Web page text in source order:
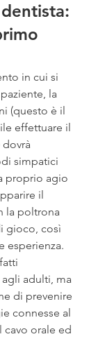
in cui si
la
(questo è il
effettuare il
simpatici
proprio agio
il
la poltrona
gioco, così
esperienza.
adulti, ma
di prevenire
connesse al
orale ed